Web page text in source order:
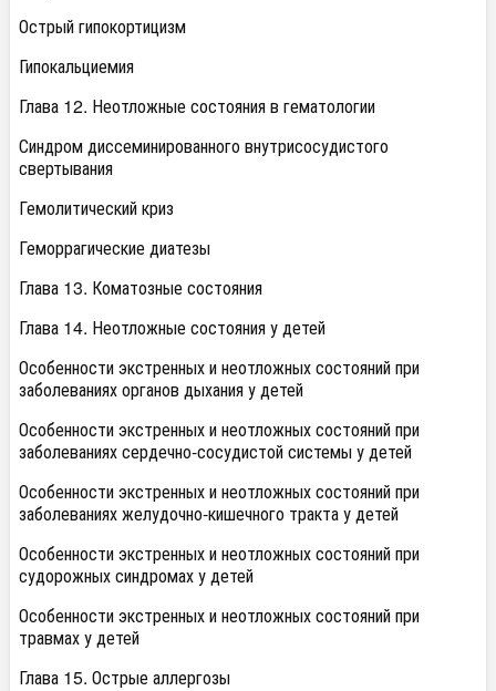
Острый гипокортицизм
Гипокальциемия
Глава 12. Неотложные состояния в гематологии
Синдром диссеминированного внутрисосудистого
свертывания
Гемолитический криз
Геморрагические диатезы
Глава 13. Коматозные состояния
Глава 14. Неотложные состояния у детей
Особенности экстренных и неотложных состояний при
заболеваниях органов дыхания у детей
Особенности экстренных и неотложных состояний при
заболеваниях сердечно-сосудистой системы у детей
Особенности экстренных и неотложных состояний при
заболеваниях желудочно-кишечного тракта у детей
Особенности экстренных и неотложных состояний при
судорожных синдромах у детей
Особенности экстренных и неотложных состояний при
травмах у детей
Глава 15. Острые аллергозы